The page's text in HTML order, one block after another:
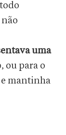
uma
ou para o
mantinha